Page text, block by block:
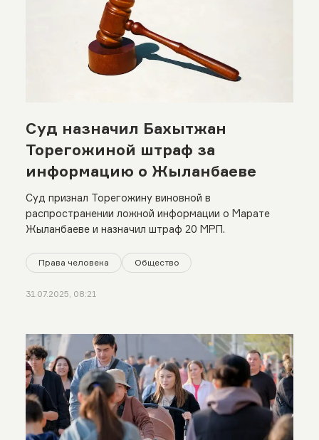
Суд назначил Бахытжан
Торегожиной штраф за
информацию о Жыланбаеве
Cуд признал Торегожину виновной в
распространении ложной информации о Марате
Жыланбаеве и назначил штраф 20 МРП.
Права человека Общество
31.07.2025, 08:21